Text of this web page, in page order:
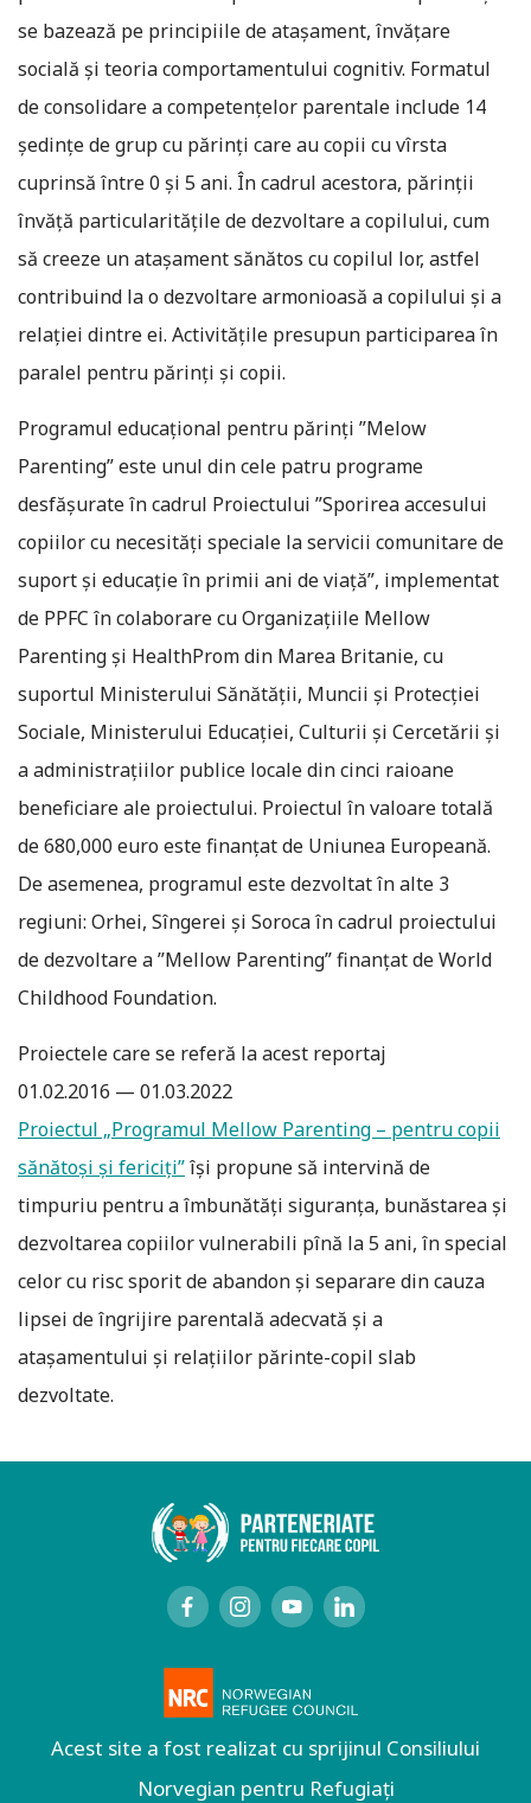
se bazează pe principiile de atașament, învăţare
socială și teoria comportamentului cognitiv. Formatul
de consolidare a competențelor parentale include 14
ședințe de grup cu părinți care au copii cu vîrsta
cuprinsă între 0 și 5 ani. În cadrul acestora, părinții
învăță particularitățile de dezvoltare a copilului, cum
să creeze un atașament sănătos cu copilul lor, astfel
contribuind la o dezvoltare armonioasă a copilului și a
relației dintre ei. Activitățile presupun participarea în
paralel pentru părinți și copii.
Programul educațional pentru părinți ”Melow
Parenting” este unul din cele patru programe
desfășurate în cadrul Proiectului ”Sporirea accesului
copiilor cu necesități speciale la servicii comunitare de
suport și educație în primii ani de viață”, implementat
de PPFC în colaborare cu Organizațiile Mellow
Parenting și HealthProm din Marea Britanie, cu
suportul Ministerului Sănătății, Muncii și Protecției
Sociale, Ministerului Educației, Culturii și Cercetării și
a administrațiilor publice locale din cinci raioane
beneficiare ale proiectului. Proiectul în valoare totală
de 680,000 euro este finanțat de Uniunea Europeană.
De asemenea, programul este dezvoltat în alte 3
regiuni: Orhei, Sîngerei și Soroca în cadrul proiectului
de dezvoltare a ”Mellow Parenting” finanțat de World
Childhood Foundation.
Proiectele care se referă la acest reportaj
01.02.2016 — 01.03.2022
Proiectul „Programul Mellow Parenting – pentru copii
sănătoși și fericiți”îşi propune să intervină de
timpuriu pentru a îmbunătăți siguranța, bunăstarea și
dezvoltarea copiilor vulnerabili pînă la 5 ani, în special
celor cu risc sporit de abandon și separare din cauza
lipsei de îngrijire parentală adecvată și a
atașamentului și relațiilor părinte-copil slab
dezvoltate.
Acest site a fost realizat cu sprijinul Consiliului
Norvegian pentru Refugiați